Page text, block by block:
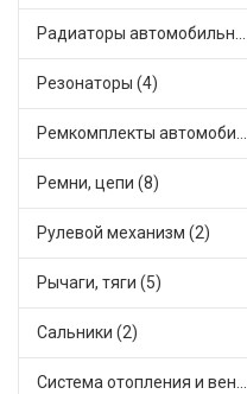
Радиаторы автомобильные (5)
Резонаторы (4)
Ремкомплекты автомобильные (2)
Ремни, цепи (8)
Рулевой механизм (2)
Рычаги, тяги (5)
Сальники (2)
Система отопления и вентиляции (2)